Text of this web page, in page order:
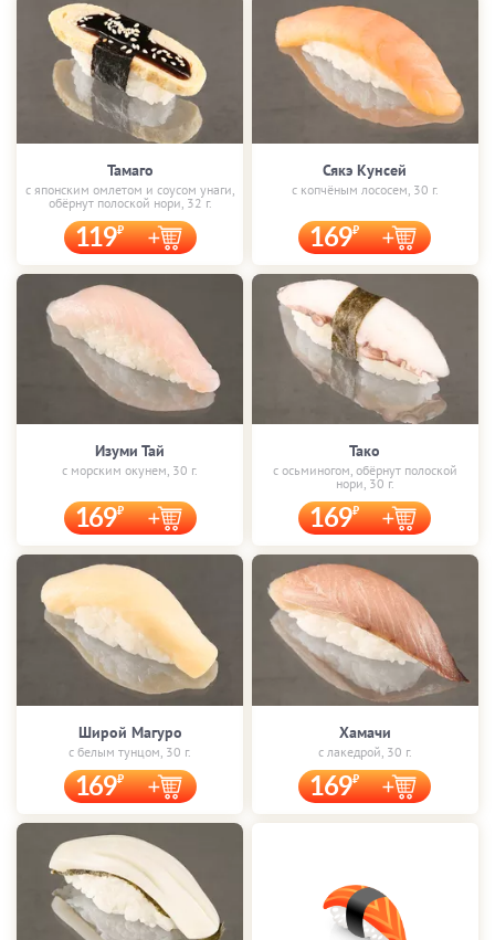
Тамаго
с японским омлетом и соусом унаги,
обёрнут полоской нори, 32 г.
119
Сякэ Кунсей
с копчёным лососем, 30 г.
169
Изуми Тай
с морским окунем, 30 г.
169
Тако
с осьминогом, обёрнут полоской
нори, 30 г.
169
Широй Магуро
с белым тунцом, 30 г.
169
Хамачи
с лакедрой, 30 г.
169